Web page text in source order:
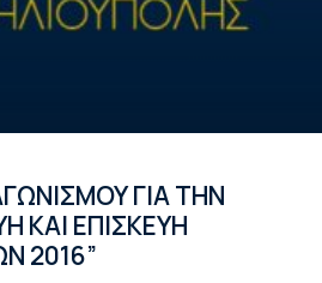
ΓΙΑ ΤΗΝ
ΚΑΙ ΕΠΙΣΚΕΥΗ
2016”